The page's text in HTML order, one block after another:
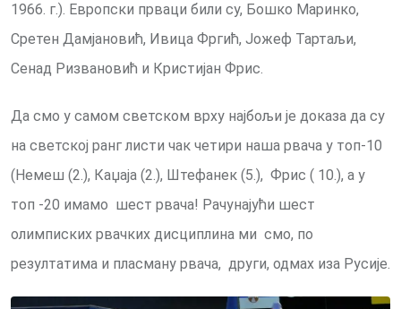
1966. г.). Европски прваци били су, Бошко Маринко,
Сретен Дамјановић, Ивица Фргић, Јожеф Тартаљи,
Сенад Ризвановић и Кристијан Фрис.
Да смо у самом светском врху најбољи је доказа да су
на светској ранг листи чак четири наша рвача у топ-10
(Немеш (2.), Каџаја (2.), Штефанек (5.), Фрис ( 10.), а у
топ -20 имамо шест рвача! Рачунајући шест
олимписких рвачких дисциплина ми смо, по
резултатима и пласману рвача, други, одмах иза Русије.